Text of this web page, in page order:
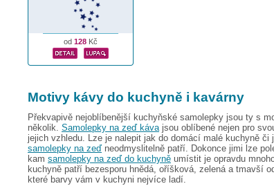
od 128 Kč
Motivy kávy do kuchyně i kavárny
Překvapivě nejoblíbenější kuchyňské samolepky jsou ty s
několik. Samolepky na zeď kávajsou oblíbené nejen pro
jejich vzhledu. Lze je nalepit jak do domácí malé kuchyně
samolepky na zeďneodmyslitelně patří. Dokonce jimi lze
kam samolepky na zeď do kuchyně umístit je opravdu
kuchyně patří bezesporu hnědá, oříšková, zelená a tmavší
které barvy vám v kuchyni nejvíce ladí.